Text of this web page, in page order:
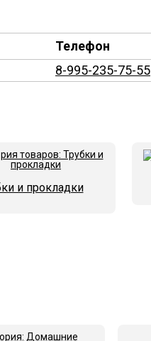
Телефон
8-995-235-75-55
и прокладки